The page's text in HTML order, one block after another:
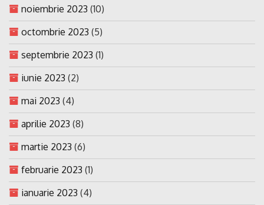
noiembrie 2023 (10)
octombrie 2023 (5)
septembrie 2023 (1)
iunie 2023 (2)
mai 2023 (4)
aprilie 2023 (8)
martie 2023 (6)
februarie 2023 (1)
ianuarie 2023 (4)